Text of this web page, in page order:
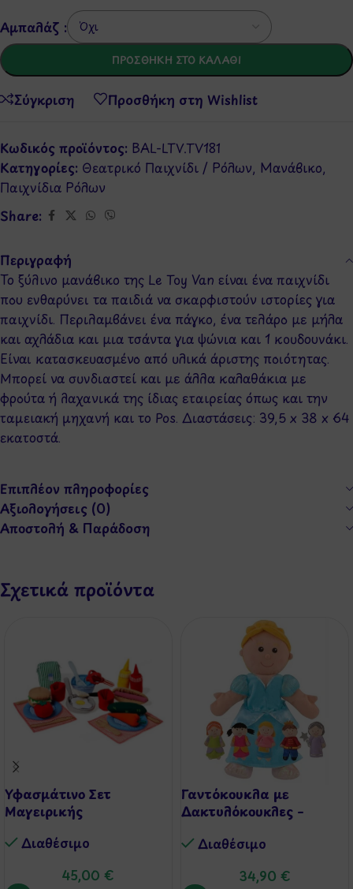
Αμπαλάζ :
ΠΡΟΣΘΉΚΗ ΣΤΟ ΚΑΛΆΘΙ
Σύγκριση Προσθήκη στη Wishlist
Κωδικός προϊόντος: BAL-LTV.TV181
Κατηγορίες: Θεατρικό Παιχνίδι / Ρόλων, Μανάβικο,
Παιχνίδια Ρόλων
Share:
Περιγραφή
Το ξύλινο μανάβικο της Le Toy Van είναι ένα παιχνίδι
που ενθαρύνει τα παιδιά να σκαρφιστούν ιστορίες για
παιχνίδι. Περιλαμβάνει ένα πάγκο, ένα τελάρο με μήλα
και αχλάδια και μια τσάντα για ψώνια και 1 κουδουνάκι.
Είναι κατασκευασμένο από υλικά άριστης ποιότητας.
Μπορεί να συνδιαστεί και με άλλα καλαθάκια με
φρούτα ή λαχανικά της ίδιας εταιρείας όπως και την
ταμειακή μηχανή και το Pos. Διαστάσεις: 39,5 x 38 x 64
εκατοστά.
Επιπλέον πληροφορίες
Αξιολογήσεις (0)
Αποστολή & Παράδοση
Σχετικά προϊόντα
Υφασμάτινο Σετ
Μαγειρικής
Διαθέσιμo
45,00 €
Γαντόκουκλα με
Δακτυλόκουκλες –
Διαθέσιμo
34,90 €